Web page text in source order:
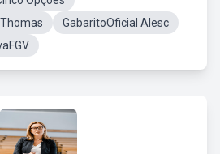
GabaritoOficial Alesc